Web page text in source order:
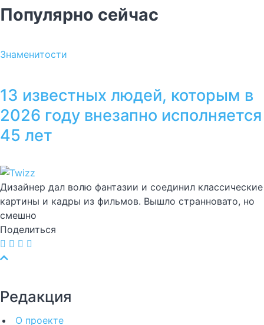
Популярно сейчас
Знаменитости
13 известных людей, которым в
2026 году внезапно исполняется
45 лет
Дизайнер дал волю фантазии и соединил классические
картины и кадры из фильмов. Вышло странновато, но
смешно
Поделиться
Редакция
О проекте